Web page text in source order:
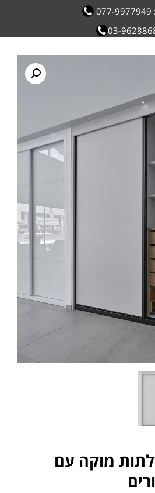
הזזה 2 דלתות מוקה עם